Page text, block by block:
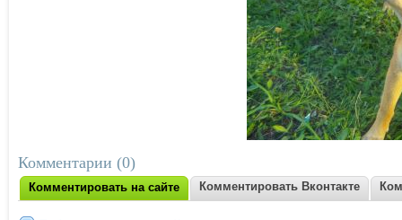
Комментарии (0)
Комментировать на сайте Комментировать Вконтакте